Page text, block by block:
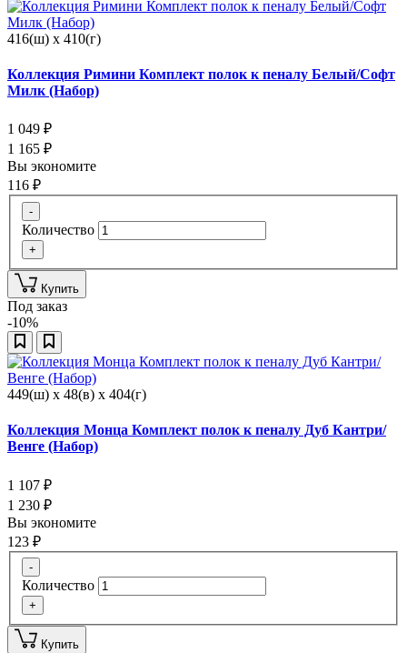
416(ш) x 410(г)
Коллекция Римини Комплект полок к пеналу Белый/Софт
Милк (Набор)
1 049 ₽
1 165 ₽
Вы экономите
116 ₽
-
Количество
+
Купить
Под заказ
-10%
449(ш) x 48(в) x 404(г)
Коллекция Монца Комплект полок к пеналу Дуб Кантри/
Венге (Набор)
1 107 ₽
1 230 ₽
Вы экономите
123 ₽
-
Количество
+
Купить